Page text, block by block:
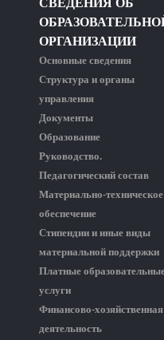
ОРГАНИЗАЦИИ
Основные сведения
Структура и органы
управления
Документы
Образование
Руководство.
Педагогический состав
Материально-техническое
обеспечение
Стипендии и иные виды
материальной поддержки
Платные
услуги
Финансово-хозяйственная
деятельность